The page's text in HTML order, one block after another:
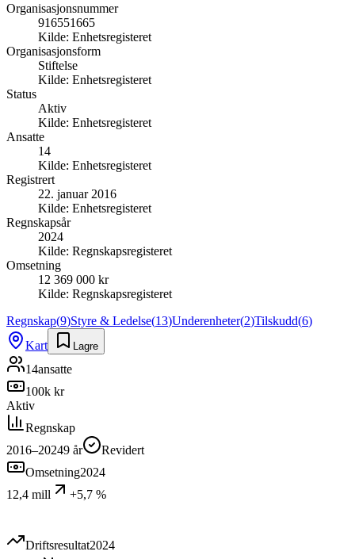
Organisasjonsnummer
916551665
Kilde: Enhetsregisteret
Organisasjonsform
Stiftelse
Kilde: Enhetsregisteret
Status
Aktiv
Kilde: Enhetsregisteret
Ansatte
14
Kilde: Enhetsregisteret
Registrert
22. januar 2016
Kilde: Enhetsregisteret
Regnskapsår
2024
Kilde: Regnskapsregisteret
Omsetning
12 369 000 kr
Kilde: Regnskapsregisteret
Regnskap(9)Styre & Ledelse(13)Underenheter(2)Tilskudd(6)
Kart
Lagre
14ansatte
100k kr
Aktiv
Regnskap
2016–20249 år
Revidert
Omsetning2024
12,4 mill
+5,7 %
Driftsresultat2024